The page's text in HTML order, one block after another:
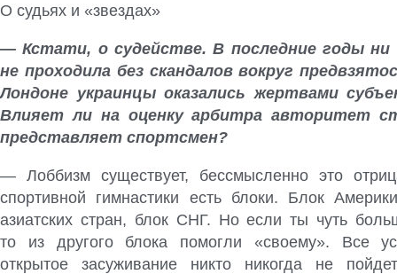
О судьях и «звездах»
— Кстати, о судействе. В последние годы ни
не проходила без скандалов вокруг
Лондоне украинцы оказались жертвами
Влияет ли на оценку арбитра авторитет
представляет спортсмен?
— Лоббизм существует, бессмысленно это
спортивной гимнастики есть блоки. Блок
азиатских стран, блок СНГ. Но если ты чуть
то из другого блока помогли «своему». Все
открытое засуживание никто никогда не